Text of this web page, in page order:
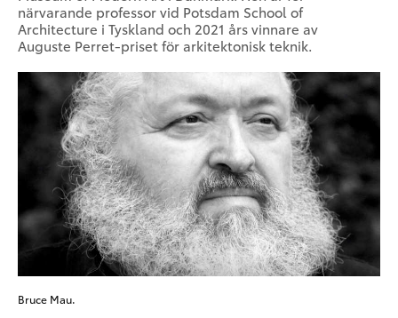
närvarande professor vid Potsdam School of
Architecture i Tyskland och 2021 års vinnare av
Auguste Perret-priset för arkitektonisk teknik.
Bruce Mau.